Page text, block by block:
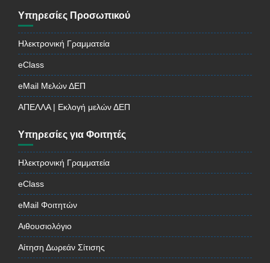
Υπηρεσίες Προσωπικού
Ηλεκτρονική Γραμματεία
eClass
eMail Μελών ΔΕΠ
ΑΠΕΛΛΑ | Εκλογή μελών ΔΕΠ
Υπηρεσίες για Φοιτητές
Ηλεκτρονική Γραμματεία
eClass
eMail Φοιτητών
Αιθουσιολόγιο
Αίτηση Δωρεάν Σίτισης